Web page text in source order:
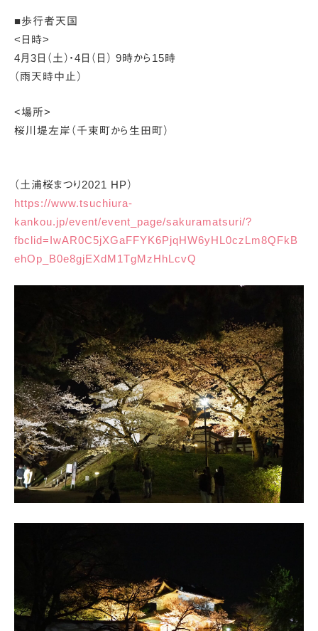
■歩行者天国
<日時>
4月3日（土）・4日（日） 9時から15時
（雨天時中止）
<場所>
桜川堤左岸（千束町から生田町）
（土浦桜まつり2021 HP）
https://www.tsuchiura-
kankou.jp/event/event_page/sakuramatsuri/?
fbclid=IwAR0C5jXGaFFYK6PjqHW6yHL0czLm8QFkB
ehOp_B0e8gjEXdM1TgMzHhLcvQ